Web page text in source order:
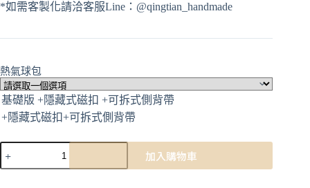
*如需客製化請洽客服Line：@qingtian_handmade
熱氣球包
加入購物車